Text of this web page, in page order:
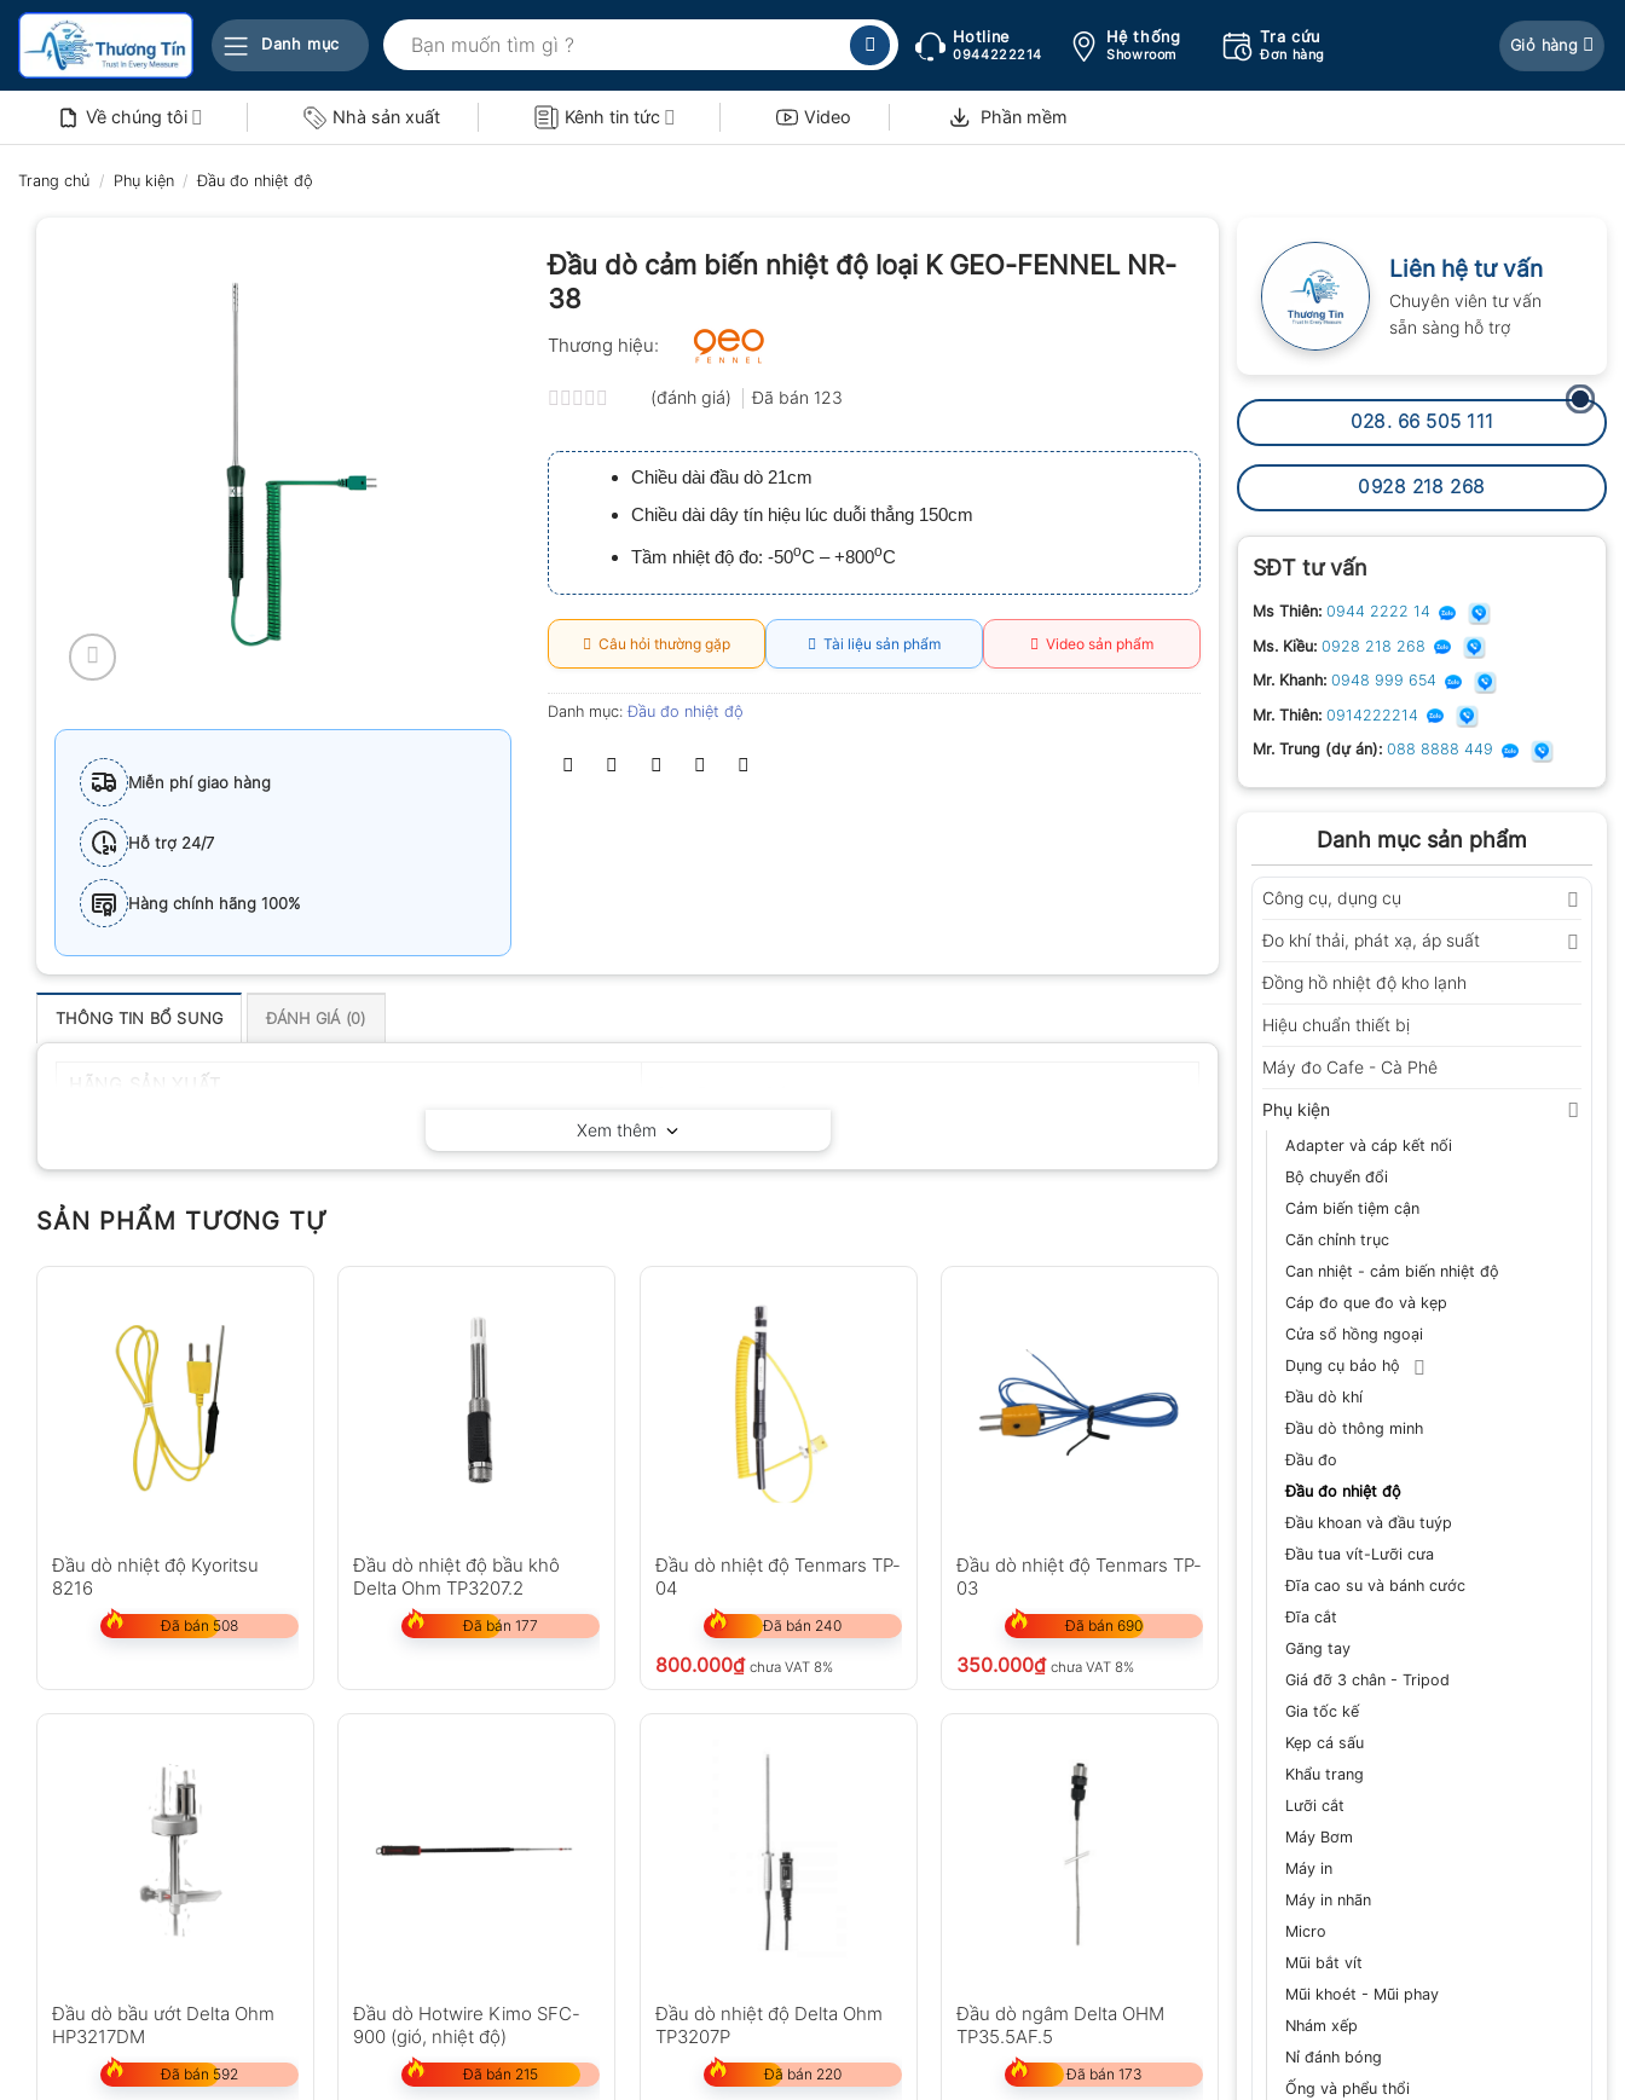
Bỏ
nội
Danh mục
Tìm
kiếm:
Hotline
0944222214
Hệ thống
Showroom
Tra cứu
Đơn hàng
Giỏ hàng
Về chúng tôi Nhà sản xuất Kênh tin tức Video Phần mềm
Trang chủ / Phụ kiện / Đầu đo nhiệt độ
Liên hệ tư vấn
Chuyên viên tư vấn
sẵn sàng hỗ trợ
028. 66 505 111
0928 218 268
SĐT tư vấn
Ms Thiên: 0944 2222 14
Ms. Kiều: 0928 218 268
Mr. Khanh: 0948 999 654
Mr. Thiên: 0914222214
Mr. Trung (dự án): 088 8888 449
Danh mục sản phẩm
Công cụ, dụng cụ
Đo khí thải, phát xạ, áp suất
Đồng hồ nhiệt độ kho lạnh
Hiệu chuẩn thiết bị
Máy đo Cafe - Cà Phê
Phụ kiện
Adapter và cáp kết nối
Bộ chuyển đổi
Cảm biến tiệm cận
Căn chỉnh trục
Can nhiệt - cảm biến nhiệt độ
Cáp đo que đo và kẹp
Cửa sổ hồng ngoại
Dụng cụ bảo hộ
Đầu dò khí
Đầu dò thông minh
Đầu đo
Đầu đo nhiệt độ
Đầu khoan và đầu tuýp
Đầu tua vít-Lưỡi cưa
Đĩa cao su và bánh cước
Đĩa cắt
Găng tay
Giá đỡ 3 chân - Tripod
Gia tốc kế
Kẹp cá sấu
Khẩu trang
Lưỡi cắt
Máy Bơm
Máy in
Máy in nhãn
Micro
Mũi bắt vít
Mũi khoét - Mũi phay
Nhám xếp
Nỉ đánh bóng
Ống và phểu thổi
Miễn phí giao hàng
Hỗ trợ 24/7
Hàng chính hãng 100%
Đầu dò cảm biến nhiệt độ loại K GEO-FENNEL NR-
38
Thương hiệu:
xếp
hạng
0.0
5
sao
(đánh giá) Đã bán 123
Chiều dài đầu dò 21cm
Chiều dài dây tín hiệu lúc duỗi thẳng 150cm
Tầm nhiệt độ đo: -50oC – +800oC
Câu hỏi thường gặp Tài liệu sản phẩm Video sản phẩm
Danh mục:Đầu đo nhiệt độ
THÔNG TIN BỔ SUNG ĐÁNH GIÁ (0)
Xem thêm
SẢN PHẨM TƯƠNG TỰ
Đầu dò nhiệt độ Kyoritsu
8216
Đã bán 508
Đầu dò nhiệt độ bầu khô
Delta Ohm TP3207.2
Đã bán 177
Đầu dò nhiệt độ Tenmars TP-
04
Đã bán 240
800.000₫ chưa VAT 8%
Đầu dò nhiệt độ Tenmars TP-
03
Đã bán 690
350.000₫ chưa VAT 8%
Đầu dò bầu ướt Delta Ohm
HP3217DM
Đã bán 592
Đầu dò Hotwire Kimo SFC-
900 (gió, nhiệt độ)
Đã bán 215
Đầu dò nhiệt độ Delta Ohm
TP3207P
Đã bán 220
Đầu dò ngâm Delta OHM
TP35.5AF.5
Đã bán 173